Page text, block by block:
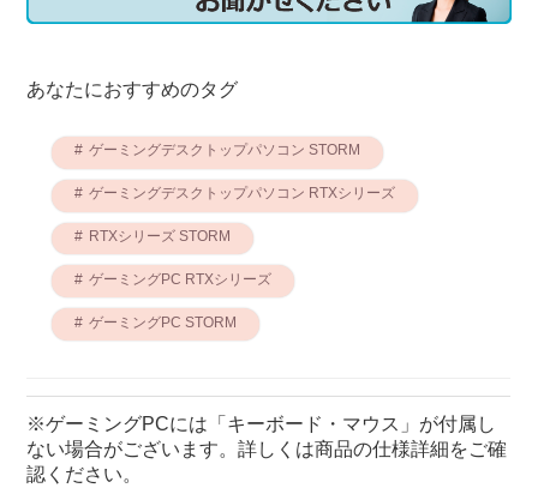
あなたにおすすめのタグ
ゲーミングデスクトップパソコン STORM
ゲーミングデスクトップパソコン RTXシリーズ
RTXシリーズ STORM
ゲーミングPC RTXシリーズ
ゲーミングPC STORM
※ゲーミングPCには「キーボード・マウス」が付属し
ない場合がございます。詳しくは商品の仕様詳細をご確
認ください。